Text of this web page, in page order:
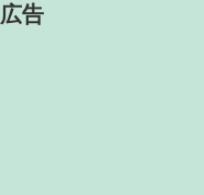
広告